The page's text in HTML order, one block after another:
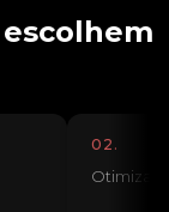
02.
escolhem